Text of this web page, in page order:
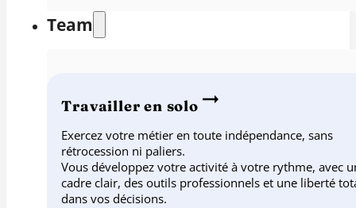
Team
Travailler en solo
Exercez votre métier en toute indépendance, sans
rétrocession ni paliers.
Vous développez votre activité à votre rythme, avec
cadre clair, des outils professionnels et une liberté
dans vos décisions.